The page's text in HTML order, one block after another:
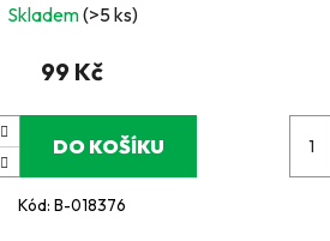
Skladem(>5 ks)
99 Kč
DO KOŠÍKU
Kód:B-018376